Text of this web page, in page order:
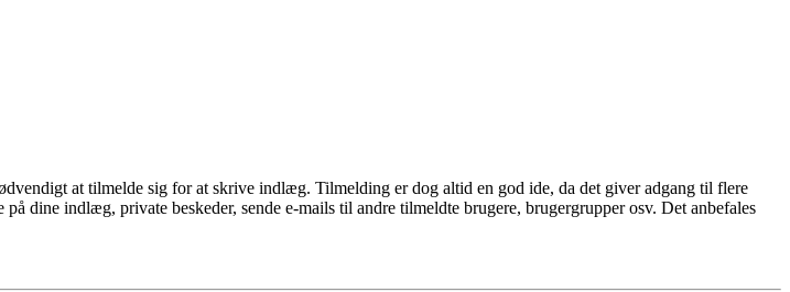
at tilmelde sig for at skrive indlæg. Tilmelding er dog altid en god ide, da det giver adgang til flere
dine indlæg, private beskeder, sende e-mails til andre tilmeldte brugere, brugergrupper osv. Det anbefales